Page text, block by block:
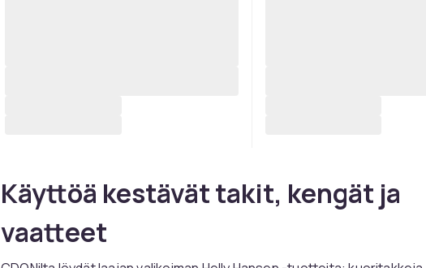
Käyttöä kestävät takit, kengät ja
vaatteet